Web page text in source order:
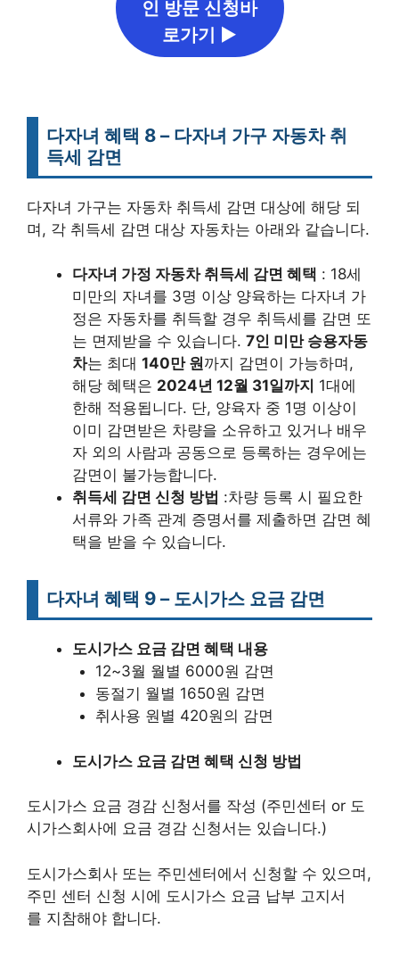
인 방문 신청바
로가기 ▶
다자녀 혜택 8 – 다자녀 가구 자동차 취
득세 감면
다자녀 가구는 자동차 취득세 감면 대상에 해당 되
며, 각 취득세 감면 대상 자동차는 아래와 같습니다.
다자녀 가정 자동차 취득세 감면 혜택 : 18세
미만의 자녀를 3명 이상 양육하는 다자녀 가
정은 자동차를 취득할 경우 취득세를 감면 또
는 면제받을 수 있습니다. 7인 미만 승용자동
차는 최대 140만 원까지 감면이 가능하며,
해당 혜택은 2024년 12월 31일까지 1대에
한해 적용됩니다. 단, 양육자 중 1명 이상이
이미 감면받은 차량을 소유하고 있거나 배우
자 외의 사람과 공동으로 등록하는 경우에는
감면이 불가능합니다.
취득세 감면 신청 방법 :차량 등록 시 필요한
서류와 가족 관계 증명서를 제출하면 감면 혜
택을 받을 수 있습니다.
다자녀 혜택 9 – 도시가스 요금 감면
도시가스 요금 감면 혜택 내용
12~3월 월별 6000원 감면
동절기 월별 1650원 감면
취사용 원별 420원의 감면
도시가스 요금 감면 혜택 신청 방법
도시가스 요금 경감 신청서를 작성 (주민센터 or 도
시가스회사에 요금 경감 신청서는 있습니다.)
도시가스회사 또는 주민센터에서 신청할 수 있으며,
주민 센터 신청 시에 도시가스 요금 납부 고지서
를 지참해야 합니다.